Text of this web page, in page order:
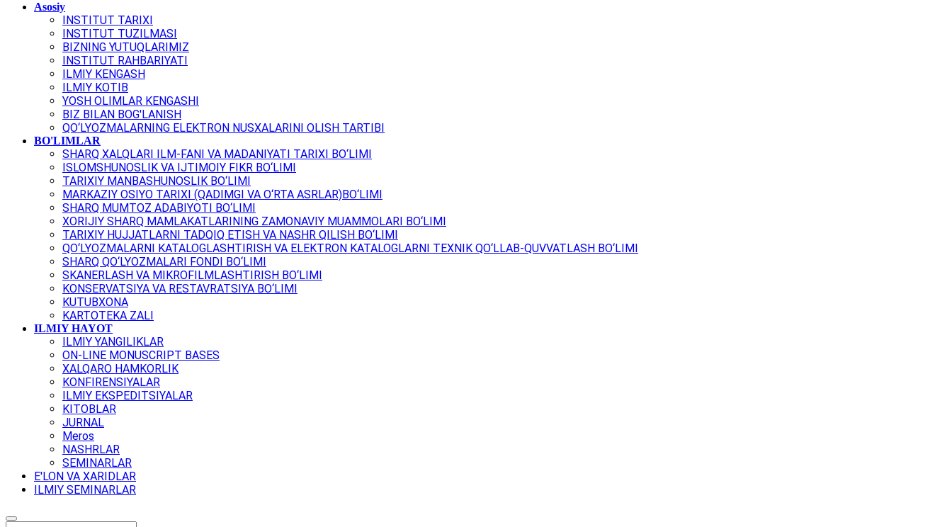
Asosiy
INSTITUT TARIXI
INSTITUT TUZILMASI
BIZNING YUTUQLARIMIZ
INSTITUT RAHBARIYATI
ILMIY KENGASH
ILMIY KOTIB
YOSH OLIMLAR KENGASHI
BIZ BILAN BOG'LANISH
QO‘LYOZMALARNING ELEKTRON NUSXALARINI OLISH TARTIBI
BO'LIMLAR
SHARQ XALQLARI ILM-FANI VA MADANIYATI TARIXI BO‘LIMI
ISLOMSHUNOSLIK VA IJTIMOIY FIKR BO‘LIMI
TARIXIY MANBASHUNOSLIK BO‘LIMI
MARKAZIY OSIYO TARIXI (QADIMGI VA O‘RTA ASRLAR)BO‘LIMI
SHARQ MUMTOZ ADABIYOTI BO‘LIMI
XORIJIY SHARQ MAMLAKATLARINING ZAMONAVIY MUAMMOLARI BO‘LIMI
TARIXIY HUJJATLARNI TADQIQ ETISH VA NASHR QILISH BO‘LIMI
QO‘LYOZMALARNI KATALOGLASHTIRISH VA ELEKTRON KATALOGLARNI TEXNIK QO‘LLAB-QUVVATLASH BO‘LIMI
SHARQ QO‘LYOZMALARI FONDI BO‘LIMI
SKANERLASH VA MIKROFILMLASHTIRISH BO‘LIMI
KONSERVATSIYA VA RESTAVRATSIYA BO‘LIMI
KUTUBXONA
KARTOTEKA ZALI
ILMIY HAYOT
ILMIY YANGILIKLAR
ON-LINE MONUSCRIPT BASES
XALQARO HAMKORLIK
KONFIRENSIYALAR
ILMIY EKSPEDITSIYALAR
KITOBLAR
JURNAL
Meros
NASHRLAR
SEMINARLAR
E'LON VA XARIDLAR
ILMIY SEMINARLAR